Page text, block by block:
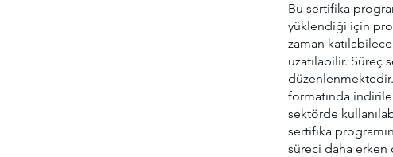
Bu sertifika
yüklendiği için
zaman
uzatılabilir. Süreç
formatında
sektörde
sertifika
süreci daha erken